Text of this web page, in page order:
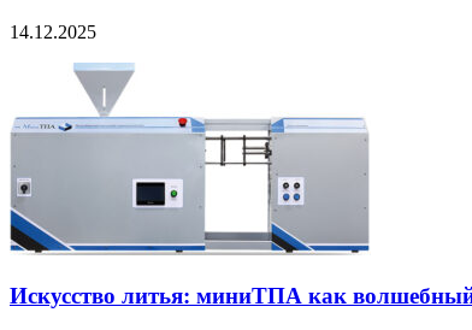
14.12.2025
Искусство литья: миниТПА как